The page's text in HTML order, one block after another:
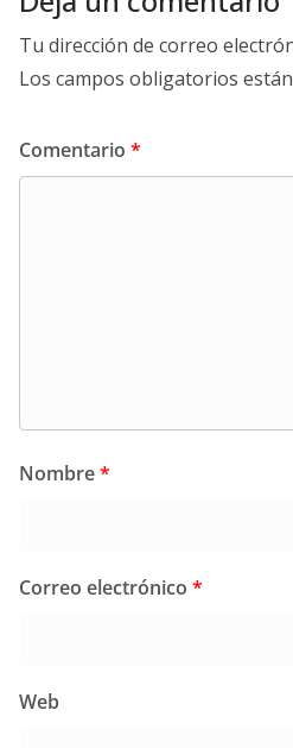
Tu dirección de correo
Los campos obligatorios
Comentario *
Nombre*
Correo electrónico *
Web